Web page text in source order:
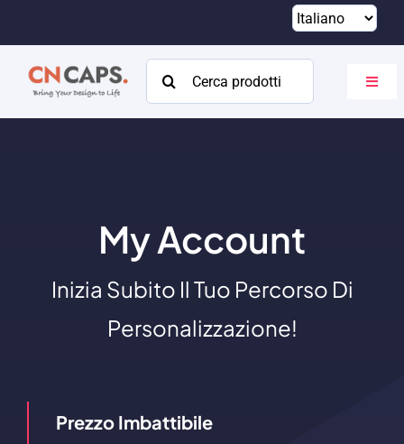
contenuto
Cercare:
My Account
Inizia Subito Il Tuo Percorso Di
Personalizzazione!
Prezzo Imbattibile